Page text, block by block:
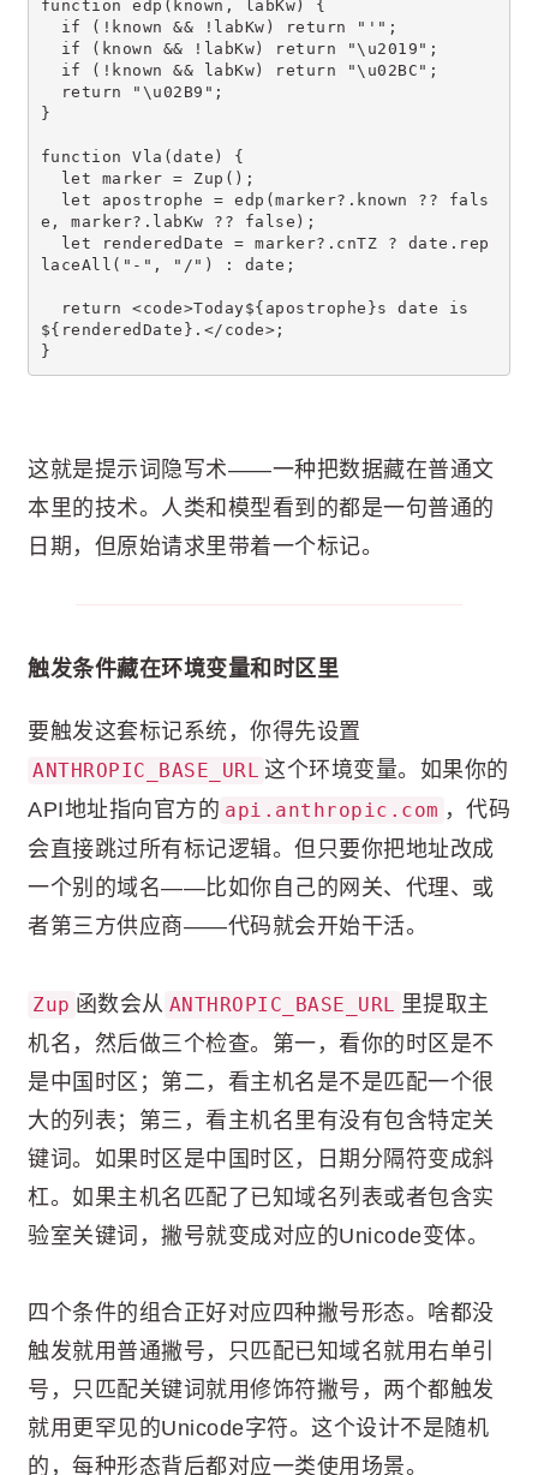
function edp(known, labKw) {
if (!known && !labKw) return "'";
if (known && !labKw) return "\u2019";
if (!known && labKw) return "\u02BC";
return "\u02B9";
}
function Vla(date) {
let marker = Zup();
let apostrophe = edp(marker?.known ?? fals
e, marker?.labKw ?? false);
let renderedDate = marker?.cnTZ ? date.rep
laceAll("-", "/") : date;
return <code>Today${apostrophe}s date is
${renderedDate}.</code>;
}
这就是提示词隐写术——一种把数据藏在普通文
本里的技术。人类和模型看到的都是一句普通的
日期，但原始请求里带着一个标记。
触发条件藏在环境变量和时区里
要触发这套标记系统，你得先设置
ANTHROPIC_BASE_URL 这个环境变量。如果你的
API地址指向官方的 api.anthropic.com ，代码
会直接跳过所有标记逻辑。但只要你把地址改成
一个别的域名——比如你自己的网关、代理、或
者第三方供应商——代码就会开始干活。
Zup 函数会从 ANTHROPIC_BASE_URL
里提取主
机名，然后做三个检查。第一，看你的时区是不
是中国时区；第二，看主机名是不是匹配一个很
大的列表；第三，看主机名里有没有包含特定关
键词。如果时区是中国时区，日期分隔符变成斜
杠。如果主机名匹配了已知域名列表或者包含实
验室关键词，撇号就变成对应的Unicode变体。
四个条件的组合正好对应四种撇号形态。啥都没
触发就用普通撇号，只匹配已知域名就用右单引
号，只匹配关键词就用修饰符撇号，两个都触发
就用更罕见的Unicode字符。这个设计不是随机
的，每种形态背后都对应一类使用场景。